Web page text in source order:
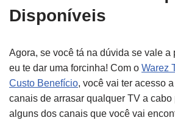
Disponíveis
Agora, se você tá na dúvida se vale a
eu te dar uma forcinha! Com o Warez
Custo Benefício, você vai ter acesso
canais de arrasar qualquer TV a cabo
alguns dos canais que você vai